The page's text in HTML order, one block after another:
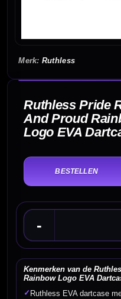
Ruthless
Ruthless Pride
And Proud
Logo EVA
Kenmerken van de
Rainbow Logo EVA
✓ Ruthless EVA dartcase
-